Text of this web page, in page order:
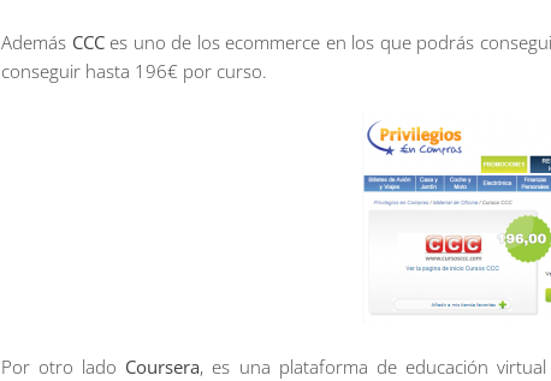
Además CCCes uno de los ecommerce en los que podrás
conseguir hasta 196€ por curso.
Por otro lado Coursera, es una plataforma de educación